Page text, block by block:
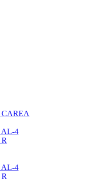
CAREA
AL-4
AL-4